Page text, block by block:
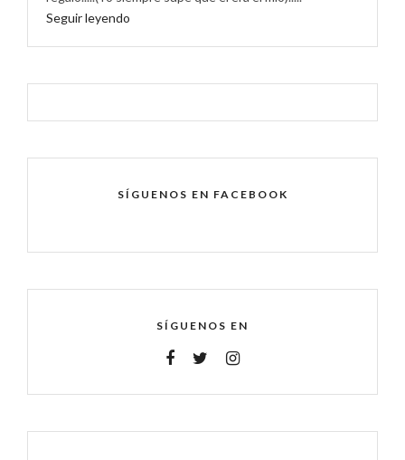
Seguir leyendo
SÍGUENOS EN FACEBOOK
SÍGUENOS EN